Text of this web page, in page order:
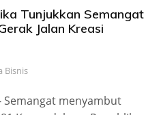
Tunjukkan Semangat
Jalan Kreasi
Bisnis
Semangat menyambut